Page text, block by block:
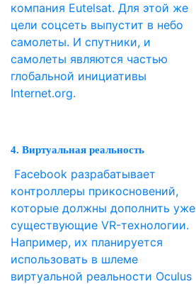
компания Eutelsat. Для этой же
цели соцсеть выпустит в небо
самолеты. И спутники, и
самолеты являются частью
глобальной инициативы
Internet.org.
4. Виртуальная реальность
Facebook разрабатывает
контроллеры прикосновений,
которые должны дополнить уже
существующие VR-технологии.
Например, их планируется
использовать в шлеме
виртуальной реальности Oculus